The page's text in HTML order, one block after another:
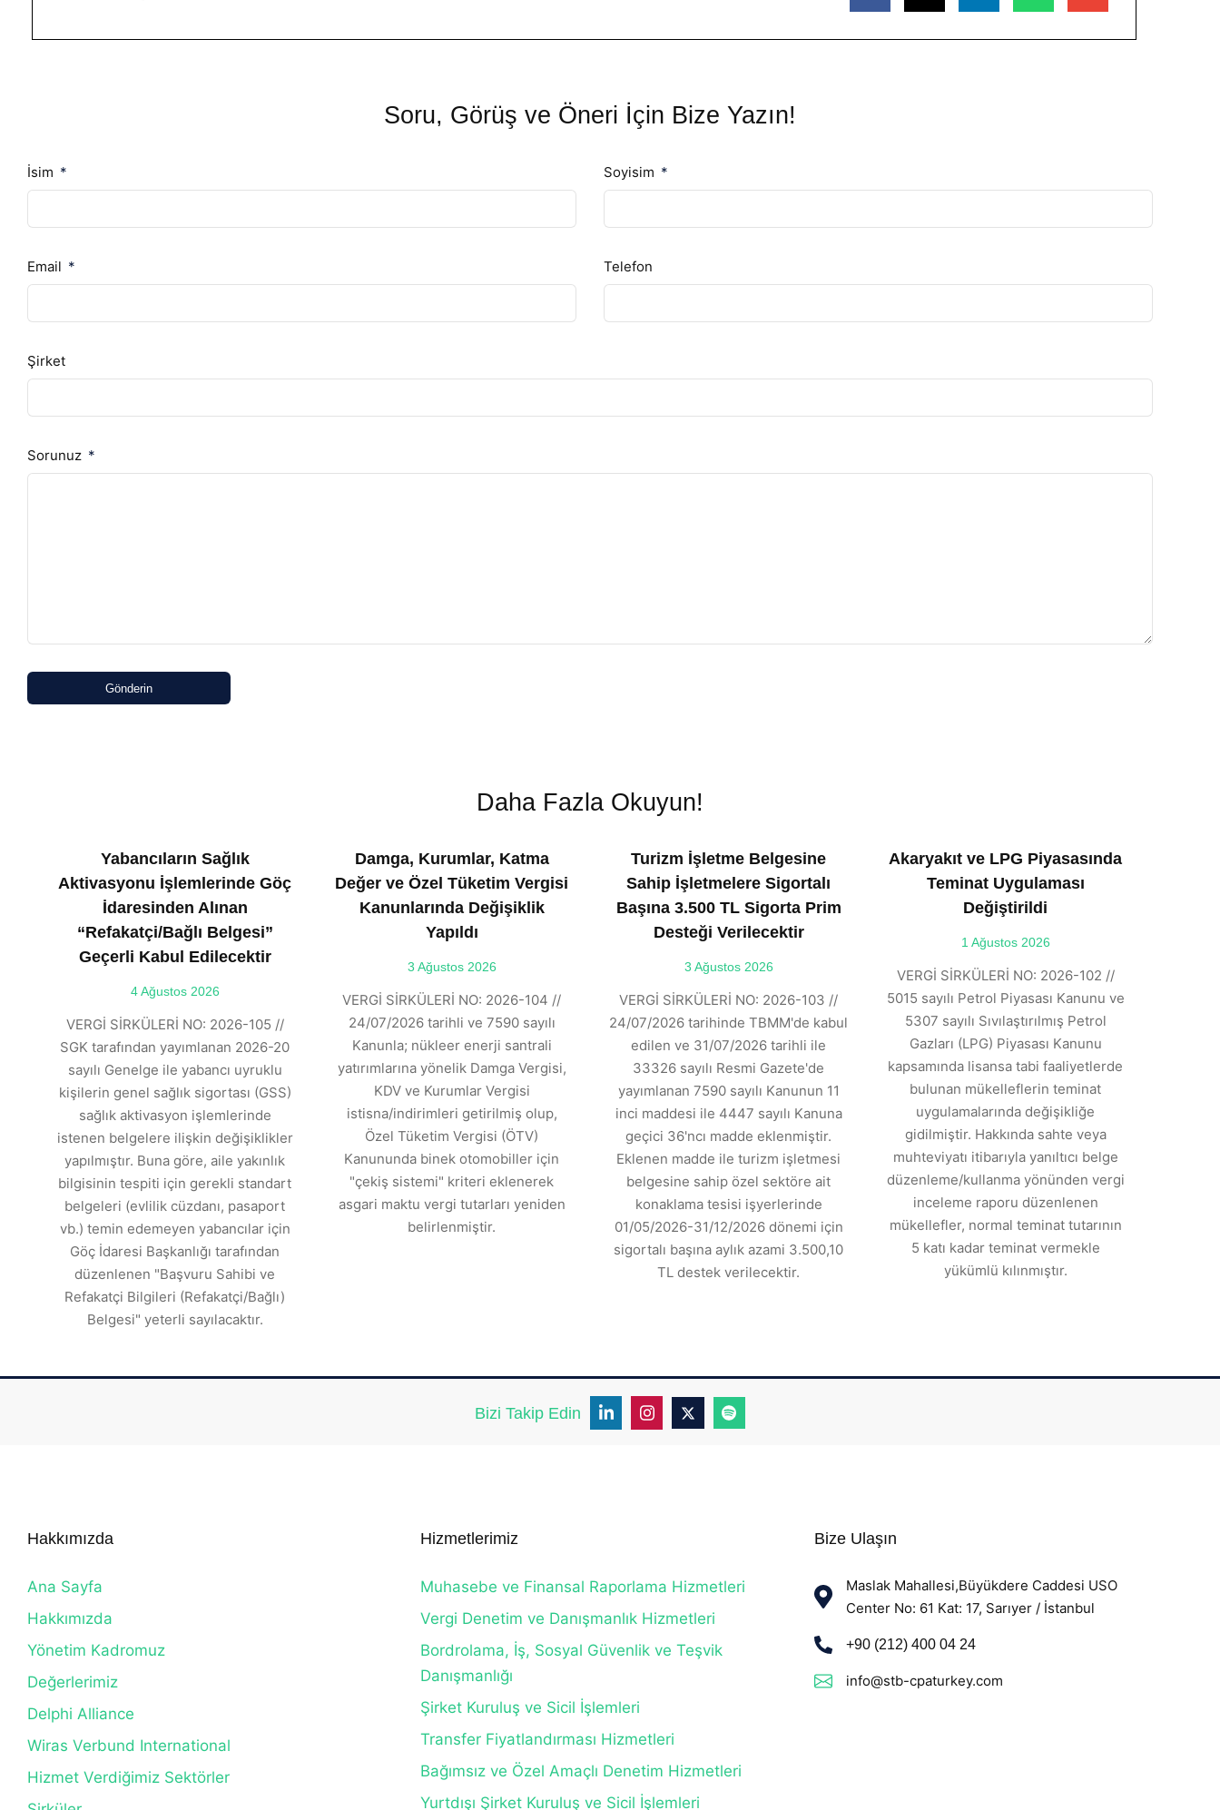
Soru, Görüş ve Öneri İçin Bize Yazın!
İsim Soyisim
Email Telefon
Şirket
Sorunuz
Gönderin
Daha Fazla Okuyun!
Yabancıların Sağlık
Aktivasyonu İşlemlerinde Göç
İdaresinden Alınan
“Refakatçi/Bağlı Belgesi”
Geçerli Kabul Edilecektir
4 Ağustos 2026
VERGİ SİRKÜLERİ NO: 2026-105 //
SGK tarafından yayımlanan 2026-20
sayılı Genelge ile yabancı uyruklu
kişilerin genel sağlık sigortası (GSS)
sağlık aktivasyon işlemlerinde
istenen belgelere ilişkin değişiklikler
yapılmıştır. Buna göre, aile yakınlık
bilgisinin tespiti için gerekli standart
belgeleri (evlilik cüzdanı, pasaport
vb.) temin edemeyen yabancılar için
Göç İdaresi Başkanlığı tarafından
düzenlenen "Başvuru Sahibi ve
Refakatçi Bilgileri (Refakatçi/Bağlı)
Belgesi" yeterli sayılacaktır.
Damga, Kurumlar, Katma
Değer ve Özel Tüketim Vergisi
Kanunlarında Değişiklik
Yapıldı
3 Ağustos 2026
VERGİ SİRKÜLERİ NO: 2026-104 //
24/07/2026 tarihli ve 7590 sayılı
Kanunla; nükleer enerji santrali
yatırımlarına yönelik Damga Vergisi,
KDV ve Kurumlar Vergisi
istisna/indirimleri getirilmiş olup,
Özel Tüketim Vergisi (ÖTV)
Kanununda binek otomobiller için
"çekiş sistemi" kriteri eklenerek
asgari maktu vergi tutarları yeniden
belirlenmiştir.
Turizm İşletme Belgesine
Sahip İşletmelere Sigortalı
Başına 3.500 TL Sigorta Prim
Desteği Verilecektir
3 Ağustos 2026
VERGİ SİRKÜLERİ NO: 2026-103 //
24/07/2026 tarihinde TBMM'de kabul
edilen ve 31/07/2026 tarihli ile
33326 sayılı Resmi Gazete'de
yayımlanan 7590 sayılı Kanunun 11
inci maddesi ile 4447 sayılı Kanuna
geçici 36'ncı madde eklenmiştir.
Eklenen madde ile turizm işletmesi
belgesine sahip özel sektöre ait
konaklama tesisi işyerlerinde
01/05/2026-31/12/2026 dönemi için
sigortalı başına aylık azami 3.500,10
TL destek verilecektir.
Akaryakıt ve LPG Piyasasında
Teminat Uygulaması
Değiştirildi
1 Ağustos 2026
VERGİ SİRKÜLERİ NO: 2026-102 //
5015 sayılı Petrol Piyasası Kanunu ve
5307 sayılı Sıvılaştırılmış Petrol
Gazları (LPG) Piyasası Kanunu
kapsamında lisansa tabi faaliyetlerde
bulunan mükelleflerin teminat
uygulamalarında değişikliğe
gidilmiştir. Hakkında sahte veya
muhteviyatı itibarıyla yanıltıcı belge
düzenleme/kullanma yönünden vergi
inceleme raporu düzenlenen
mükellefler, normal teminat tutarının
5 katı kadar teminat vermekle
yükümlü kılınmıştır.
Bizi Takip Edin
Hakkımızda
Ana Sayfa
Hakkımızda
Yönetim Kadromuz
Değerlerimiz
Delphi Alliance
Wiras Verbund International
Hizmet Verdiğimiz Sektörler
Hizmetlerimiz
Muhasebe ve Finansal Raporlama Hizmetleri
Vergi Denetim ve Danışmanlık Hizmetleri
Bordrolama, İş, Sosyal Güvenlik ve Teşvik
Danışmanlığı
Şirket Kuruluş ve Sicil İşlemleri
Transfer Fiyatlandırması Hizmetleri
Bağımsız ve Özel Amaçlı Denetim Hizmetleri
Yurtdışı Şirket Kuruluş ve Sicil İşlemleri
Bize Ulaşın
Maslak Mahallesi,Büyükdere Caddesi USO
Center No: 61 Kat: 17, Sarıyer / İstanbul
+90 (212) 400 04 24
info@stb-cpaturkey.com